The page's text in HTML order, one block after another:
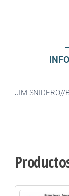
JIM SNIDERO//